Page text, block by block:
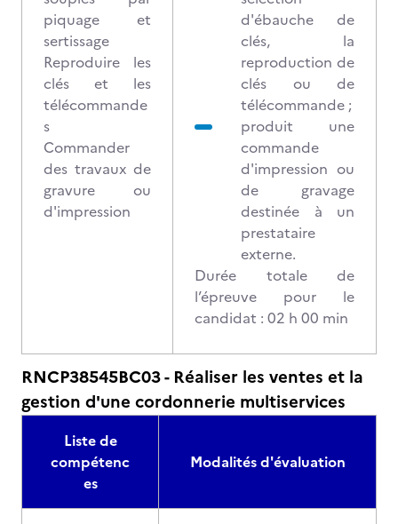
piquage et
sertissage
Reproduire les
clés et les
télécommande
s
Commander
des travaux de
gravure ou
d'impression
d'ébauche de
clés, la
reproduction de
clés ou de
télécommande ;
produit une
commande
d'impression ou
de gravage
destinée à un
prestataire
externe.
Durée totale de
l’épreuve pour le
candidat : 02 h 00 min
RNCP38545BC03 - Réaliser les ventes et la
gestion d'une cordonnerie multiservices
Liste de
compétenc
es
Modalités d'évaluation